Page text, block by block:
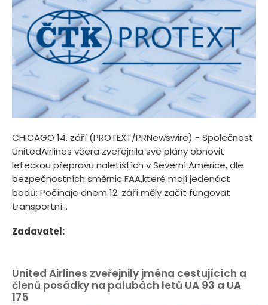
CHICAGO 14. září (PROTEXT/PRNewswire) - Společnost
UnitedAirlines včera zveřejnila své plány obnovit
leteckou přepravu naletištích v Severní Americe, dle
bezpečnostních směrnic FAA,které mají jedenáct
bodů: Počínaje dnem 12. září měly začít fungovat
transportní...
Zadavatel:
United Airlines zveřejnily jména cestujících a
členů posádky na palubách letů UA 93 a UA
175